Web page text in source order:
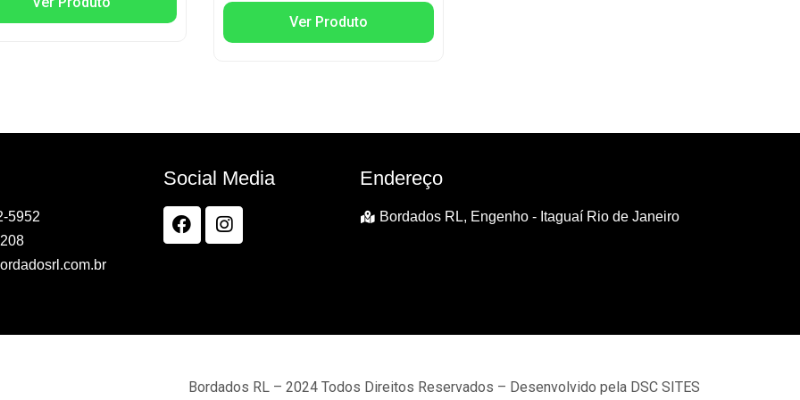
Ver Produto
5952
Social Media Endereço
Bordados RL, Engenho - Itaguaí Rio de Janeiro
Bordados RL – 2024 Todos Direitos Reservados – Desenvolvido pela DSC SITES